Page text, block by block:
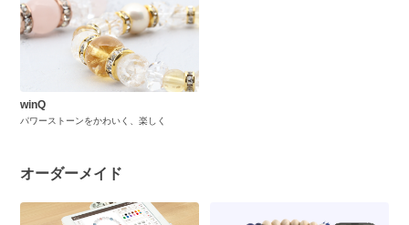
winQ
パワーストーンをかわいく、楽しく
オーダーメイド